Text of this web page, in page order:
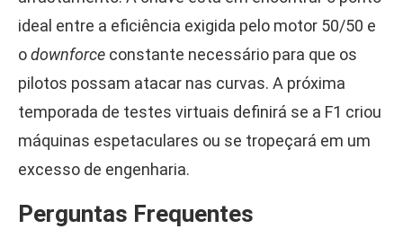
ideal entre a eficiência exigida pelo motor 50/50 e
odownforce constante necessário para que os
pilotos possam atacar nas curvas. A próxima
temporada de testes virtuais definirá se a F1 criou
máquinas espetaculares ou se tropeçará em um
excesso de engenharia.
Perguntas Frequentes